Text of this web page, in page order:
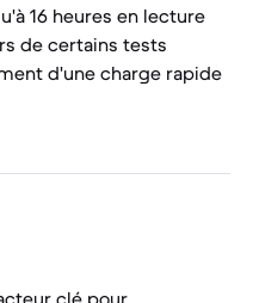
16 heures en lecture
de certains tests
d'une charge rapide
clé pour